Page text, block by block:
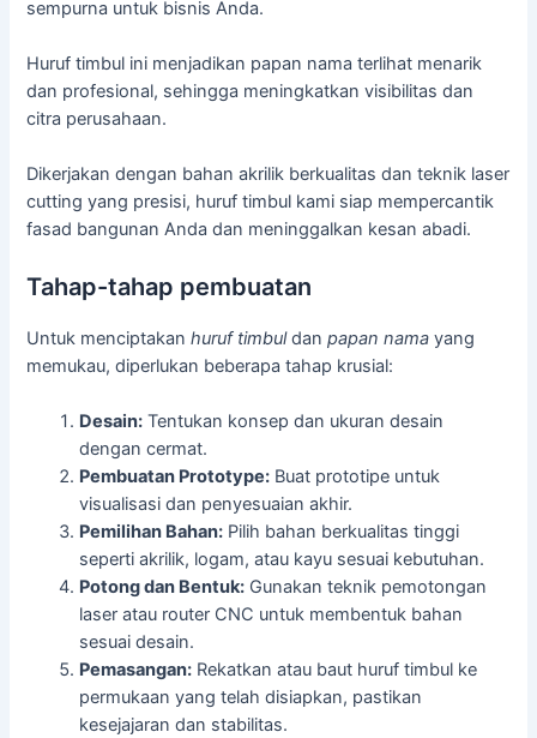
sempurna untuk bisnis Anda.
Huruf timbul ini menjadikan papan nama terlihat menarik
dan profesional, sehingga meningkatkan visibilitas dan
citra perusahaan.
Dikerjakan dengan bahan akrilik berkualitas dan teknik laser
cutting yang presisi, huruf timbul kami siap mempercantik
fasad bangunan Anda dan meninggalkan kesan abadi.
Tahap-tahap pembuatan
Untuk menciptakanhuruf timbuldanpapan nama yang
memukau, diperlukan beberapa tahap krusial:
Desain: Tentukan konsep dan ukuran desain
dengan cermat.
Pembuatan Prototype: Buat prototipe untuk
visualisasi dan penyesuaian akhir.
Pemilihan Bahan: Pilih bahan berkualitas tinggi
seperti akrilik, logam, atau kayu sesuai kebutuhan.
Potong dan Bentuk: Gunakan teknik pemotongan
laser atau router CNC untuk membentuk bahan
sesuai desain.
Pemasangan: Rekatkan atau baut huruf timbul ke
permukaan yang telah disiapkan, pastikan
kesejajaran dan stabilitas.